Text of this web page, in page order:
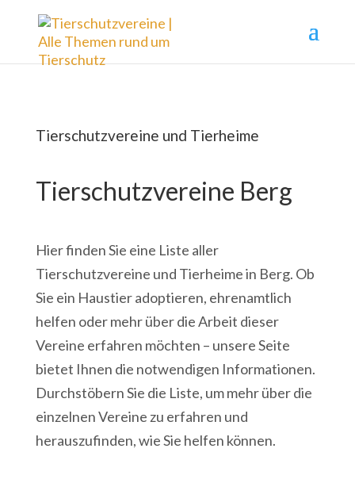
Tierschutzvereine und Tierheime
Tierschutzvereine Berg
Hier finden Sie eine Liste aller
Tierschutzvereine und Tierheime in Berg. Ob
Sie ein Haustier adoptieren, ehrenamtlich
helfen oder mehr über die Arbeit dieser
Vereine erfahren möchten – unsere Seite
bietet Ihnen die notwendigen Informationen.
Durchstöbern Sie die Liste, um mehr über die
einzelnen Vereine zu erfahren und
herauszufinden, wie Sie helfen können.